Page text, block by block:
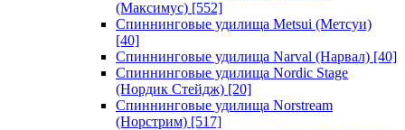
(Максимус) [552]
Спиннинговые удилища Metsui (Метсуи)
[40]
Спиннинговые удилища Narval (Нарвал) [40]
Спиннинговые удилища Nordic Stage
(Нордик Стейдж) [20]
Спиннинговые удилища Norstream
(Норстрим) [517]